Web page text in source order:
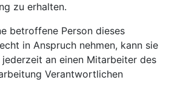
zu erhalten.
betroffene Person dieses
in Anspruch nehmen, kann sie
jederzeit an einen Mitarbeiter des
Verantwortlichen